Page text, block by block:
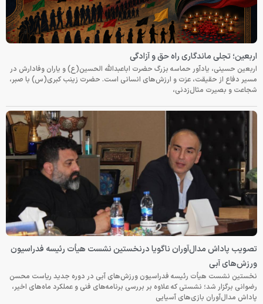
اربعین؛ تجلی ماندگاری راه حق و آزادگی
اربعین حسینی، یادآور حماسه بزرگ حضرت اباعبدالله الحسین(ع) و یاران وفادارش در
مسیر دفاع از حقیقت، عزت و ارزش‌های انسانی است. حضرت زینب کبری(س) با صبر،
شجاعت و بصیرت مثال‌زدنی،
تصویب پاداش مدال‌آوران ناگویا درنخستین نشست هیأت رئیسه فدراسیون
ورزش‌های آبی
نخستین نشست هیأت رئیسه فدراسیون ورزش‌های آبی در دوره جدید ریاست محسن
رضوانی برگزار شد؛ نشستی که علاوه بر بررسی برنامه‌های فنی و عملکرد ماه‌های اخیر،
پاداش مدال‌آوران بازی‌های آسیایی